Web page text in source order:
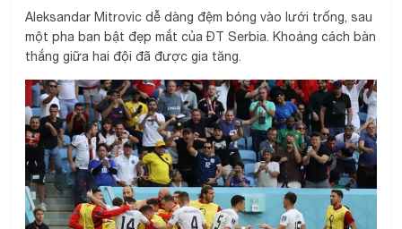
Aleksandar Mitrovic dễ dàng đệm bóng vào lưới trống, sau
một pha ban bật đẹp mắt của ĐT Serbia. Khoảng cách bàn
thắng giữa hai đội đã được gia tăng.